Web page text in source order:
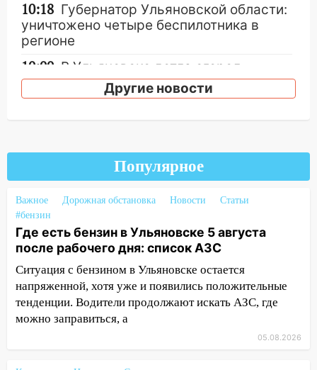
10:18 Губернатор Ульяновской области:
уничтожено четыре беспилотника в
регионе
10:00 В Ульяновске дотла сгорел
легковой автомобиль
09:25 Вынесли приговор дебоширам,
избившим мужчину в трамвае
Ульяновская полиция получила
один из шести уникальных автомобилей
в России
07:02 Жара отступит: какой будет
погода в Ульяновске днем 5 августа
06:10 Двое мигрантов изнасиловали 13-
летнюю девочку в центре Ульяновска
Мертвеца выкопали, посадили в
Другие новости
Популярное
Важное Дорожная обстановка Новости
Статьи
#бензин
Где есть бензин в Ульяновске 5 августа
после рабочего дня: список АЗС
Ситуация с бензином в Ульяновске остается
напряженной, хотя уже и появились положительные
тенденции. Водители продолжают искать АЗС, где
можно заправиться, а
05.08.2026